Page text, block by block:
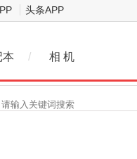
头条APP
本 / 相 机